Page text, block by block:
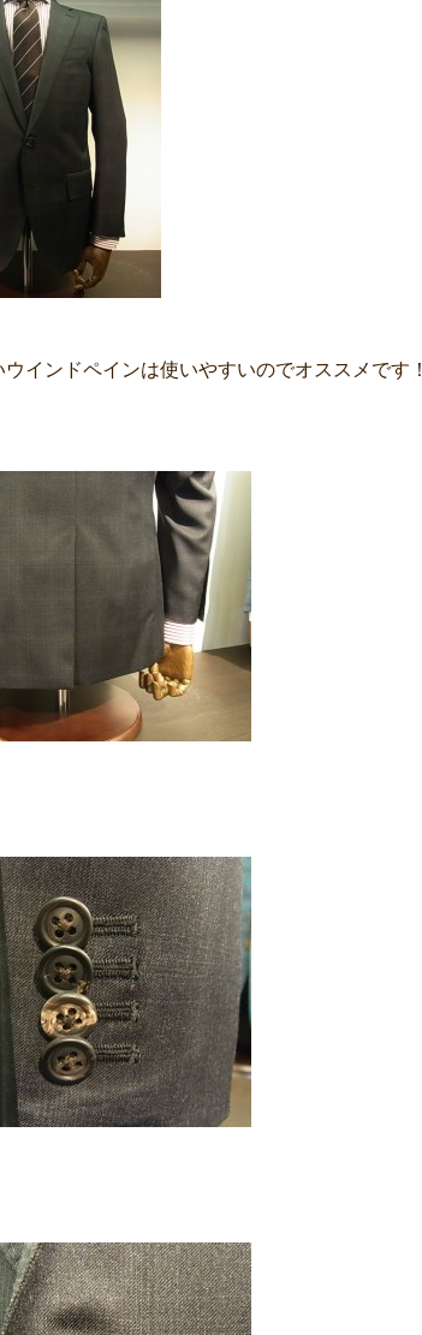
インドペインは使いやすいのでオススメです！